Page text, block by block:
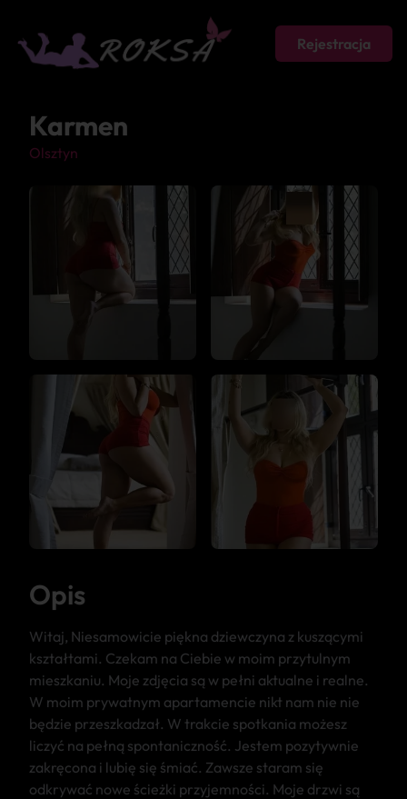
Rejestracja
Karmen
Olsztyn
Opis
Witaj, Niesamowicie piękna dziewczyna z kuszącymi
kształtami. Czekam na Ciebie w moim przytulnym
mieszkaniu. Moje zdjęcia są w pełni aktualne i realne.
W moim prywatnym apartamencie nikt nam nie nie
będzie przeszkadzał. W trakcie spotkania możesz
liczyć na pełną spontaniczność. Jestem pozytywnie
zakręcona i lubię się śmiać. Zawsze staram się
odkrywać nowe ścieżki przyjemności. Moje drzwi są